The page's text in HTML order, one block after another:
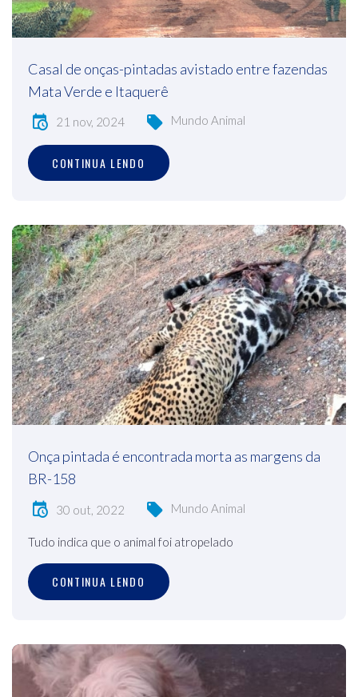
Casal de onças-pintadas avistado entre fazendas
Mata Verde e Itaquerê
21 nov, 2024 Mundo Animal
CONTINUA LENDO
Onça pintada é encontrada morta as margens da
BR-158
30 out, 2022 Mundo Animal
Tudo indica que o animal foi atropelado
CONTINUA LENDO